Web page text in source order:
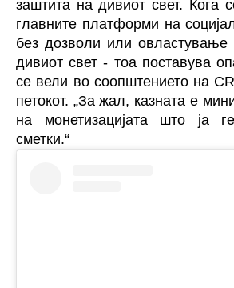
заштита на дивиот свет. Кога
главните платформи на
без дозволи или
дивиот свет - тоа поставува
се вели во соопштението на
петокот. „За жал, казната е
на монетизацијата што ја
сметки.“